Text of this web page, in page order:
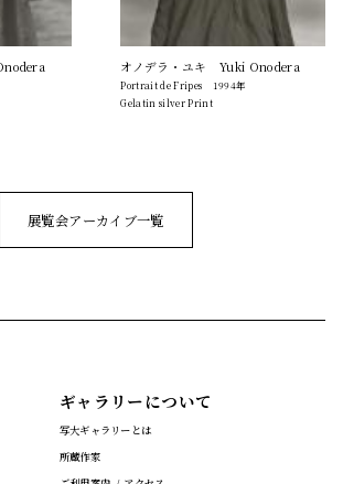
オノデラ・ユキ Yuki Onodera
Portrait de Fripes 1994年
Gelatin silver Print
展覧会アーカイブ一覧
ギャラリーについて
写大ギャラリーとは
所蔵作家